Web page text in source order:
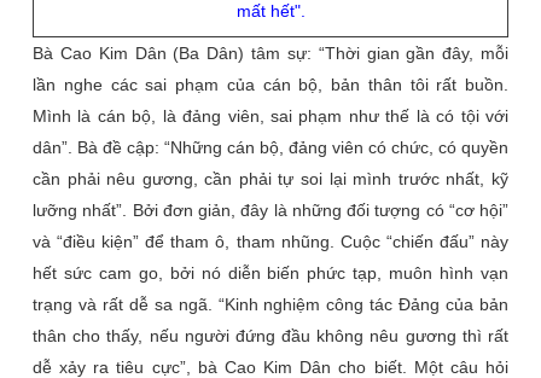
mất hết".
Bà Cao Kim Dân (Ba Dân) tâm sự: “Thời gian gần đây, mỗi
lần nghe các sai phạm của cán bộ, bản thân tôi rất buồn.
Mình là cán bộ, là đảng viên, sai phạm như thế là có tội với
dân”. Bà đề cập: “Những cán bộ, đảng viên có chức, có quyền
cần phải nêu gương, cần phải tự soi lại mình trước nhất, kỹ
lưỡng nhất”. Bởi đơn giản, đây là những đối tượng có “cơ hội”
và “điều kiện” để tham ô, tham nhũng. Cuộc “chiến đấu” này
hết sức cam go, bởi nó diễn biến phức tạp, muôn hình vạn
trạng và rất dễ sa ngã. “Kinh nghiệm công tác Đảng của bản
thân cho thấy, nếu người đứng đầu không nêu gương thì rất
dễ xảy ra tiêu cực”, bà Cao Kim Dân cho biết. Một câu hỏi